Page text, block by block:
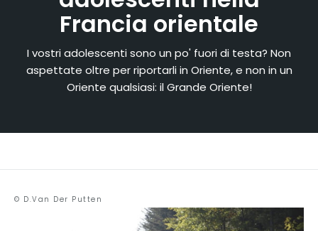
Francia orientale
I vostri adolescenti sono un po' fuori di testa? Non
aspettate oltre per riportarli in Oriente, e non in un
Oriente qualsiasi: il Grande Oriente!
© D.Van Der Putten